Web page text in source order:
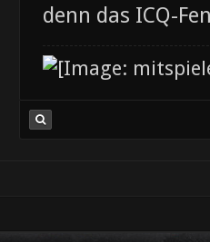
denn das ICQ-